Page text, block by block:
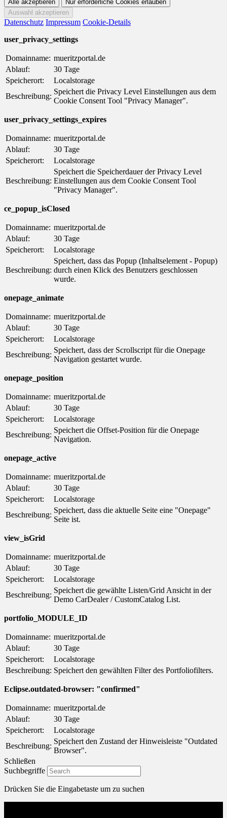
Datenschutz Impressum Cookie-Details
user_privacy_settings
Domainname: mueritzportal.de
Ablauf:
30 Tage
Speicherort:
Localstorage
Beschreibung:
Speichert die Privacy Level Einstellungen aus dem
Cookie Consent Tool "Privacy Manager".
user_privacy_settings_expires
Domainname: mueritzportal.de
Ablauf:
30 Tage
Speicherort:
Localstorage
Beschreibung:
Speichert die Speicherdauer der Privacy Level
Einstellungen aus dem Cookie Consent Tool
"Privacy Manager".
ce_popup_isClosed
Domainname: mueritzportal.de
Ablauf:
30 Tage
Speicherort:
Localstorage
Beschreibung:
Speichert, dass das Popup (Inhaltselement - Popup)
durch einen Klick des Benutzers geschlossen
wurde.
onepage_animate
Domainname: mueritzportal.de
Ablauf:
30 Tage
Speicherort:
Localstorage
Beschreibung:
Speichert, dass der Scrollscript für die Onepage
Navigation gestartet wurde.
onepage_position
Domainname: mueritzportal.de
Ablauf:
30 Tage
Speicherort:
Localstorage
Beschreibung:
Speichert die Offset-Position für die Onepage
Navigation.
onepage_active
Domainname: mueritzportal.de
Ablauf:
30 Tage
Speicherort:
Localstorage
Beschreibung:
Speichert, dass die aktuelle Seite eine "Onepage"
Seite ist.
view_isGrid
Domainname: mueritzportal.de
Ablauf:
30 Tage
Speicherort:
Localstorage
Beschreibung:
Speichert die gewählte Listen/Grid Ansicht in der
Demo CarDealer / CustomCatalog List.
portfolio_MODULE_ID
Domainname: mueritzportal.de
Ablauf:
30 Tage
Speicherort:
Localstorage
Beschreibung: Speichert den gewählten Filter des Portfoliofilters.
Eclipse.outdated-browser: "confirmed"
Domainname: mueritzportal.de
Ablauf:
30 Tage
Speicherort:
Localstorage
Beschreibung:
Speichert den Zustand der Hinweisleiste "Outdated
Browser".
Schließen
Suchbegriffe
Drücken Sie die Eingabetaste um zu suchen